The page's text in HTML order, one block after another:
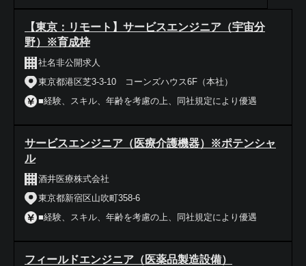
【東京：リモート】サービスエンジニア（宇宙分
野）※育成枠
社名非公開求人
東京都港区芝3-3-10 コーンズハウス6F（本社）
■経験、スキル、年齢を考慮の上、同社規定により優遇
サービスエンジニア（医療介護機器）※ポテンシャ
ル
酒井医療株式会社
東京都新宿区山吹町358-6
■経験、スキル、年齢を考慮の上、同社規定により優遇
フィールドエンジニア（医薬品製造設備）